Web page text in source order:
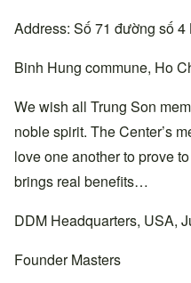
Address: Số 71 đường số
Binh Hung commune, Ho
We wish all Trung Son
noble spirit. The Center’s
love one another to prove
brings real benefits…
DDM Headquarters, USA,
Founder Masters